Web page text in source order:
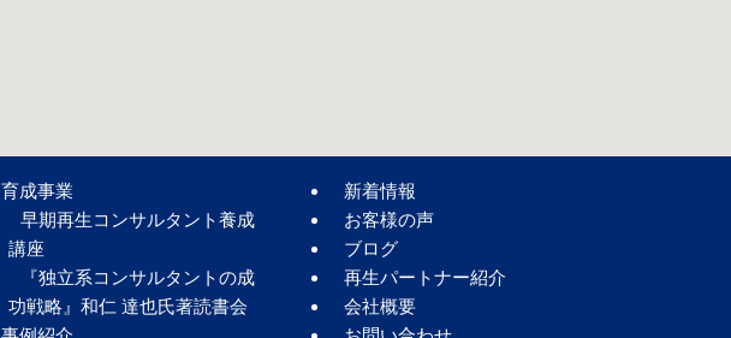
育成事業
早期再生コンサルタント養成
講座
『独立系コンサルタントの成
功戦略』和仁 達也氏著読書会
新着情報
お客様の声
ブログ
再生パートナー紹介
会社概要